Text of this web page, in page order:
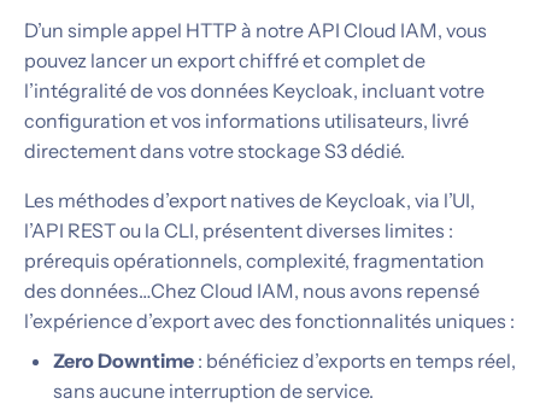
D’un simple appel HTTP à notre API Cloud IAM, vous
pouvez lancer un export chiffré et complet de
l’intégralité de vos données Keycloak, incluant votre
configuration et vos informations utilisateurs, livré
directement dans votre stockage S3 dédié.
Les méthodes d’export natives de Keycloak, via l’UI,
l’API REST ou la CLI, présentent diverses limites :
prérequis opérationnels, complexité, fragmentation
des données…Chez Cloud IAM, nous avons repensé
l’expérience d’export avec des fonctionnalités uniques :
Zero Downtime : bénéficiez d’exports en temps réel,
sans aucune interruption de service.